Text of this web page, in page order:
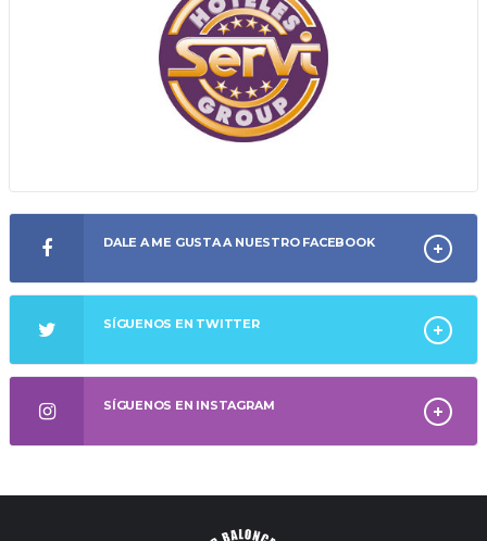
DALE A ME GUSTA A NUESTRO FACEBOOK
SÍGUENOS EN TWITTER
SÍGUENOS EN INSTAGRAM